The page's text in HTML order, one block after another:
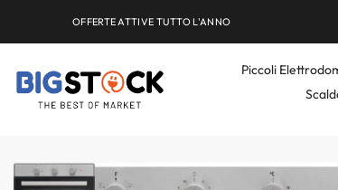
OFFERTE ATTIVE TUTTO L'ANNO
Piccoli